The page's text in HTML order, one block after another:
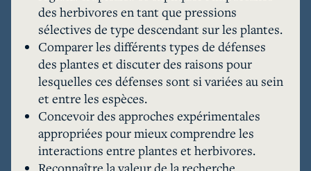
des feuilles ; v) la phénologie des feuilles ; et vi)
le recours aux prédateurs. Ainsi, malgré son
apparence, une forêt tropicale n’est pas un
simple festin pour les herbivores!
Grâce à une recherche approfondie et prolongée
dans un système complexe, le Dr Lissy Coley et
ses collègues ont pu déchiffrer de nombreux
aspects des défenses des plantes et des
des herbivores en tant que pressions
sélectives de type descendant sur les plantes.
Comparer les différents types de défenses
des plantes et discuter des raisons pour
lesquelles ces défenses sont si variées au sein
et entre les espèces.
Concevoir des approches expérimentales
appropriées pour mieux comprendre les
interactions entre plantes et herbivores.
Reconnaître la valeur de la recherche